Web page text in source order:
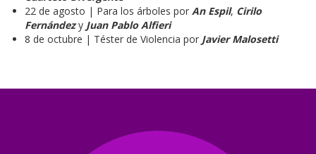
22 de agosto | Para los árboles por An Espil, Cirilo
Fernándezy Juan Pablo Alfieri
8 de octubre | Téster de Violencia por Javier Malosetti